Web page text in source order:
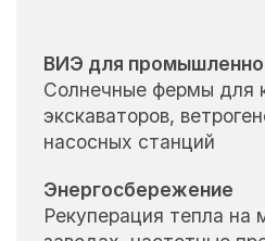
ВИЭ для
Солнечные фермы для
экскаваторов,
насосных станций
Энергосбережение
Рекуперация тепла на